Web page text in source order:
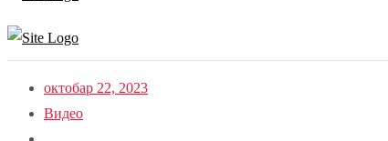
октобар 22, 2023
Видео